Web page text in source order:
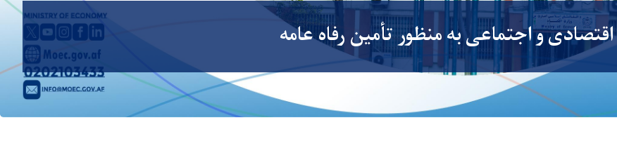
و اجتماعی به منظور تأمین رفاه عامه